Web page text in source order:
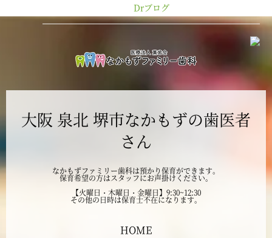
2024年12月
2024年11月
2024年9月
2024年8月
2024年7月
Drブログ
大阪 泉北 堺市なかもずの歯医者
さん
なかもずファミリー歯科は預かり保育ができます。
保育希望の方はスタッフにお声掛けください。
【火曜日・木曜日・金曜日】9:30~12:30
その他の日時は保育士不在になります。
HOME